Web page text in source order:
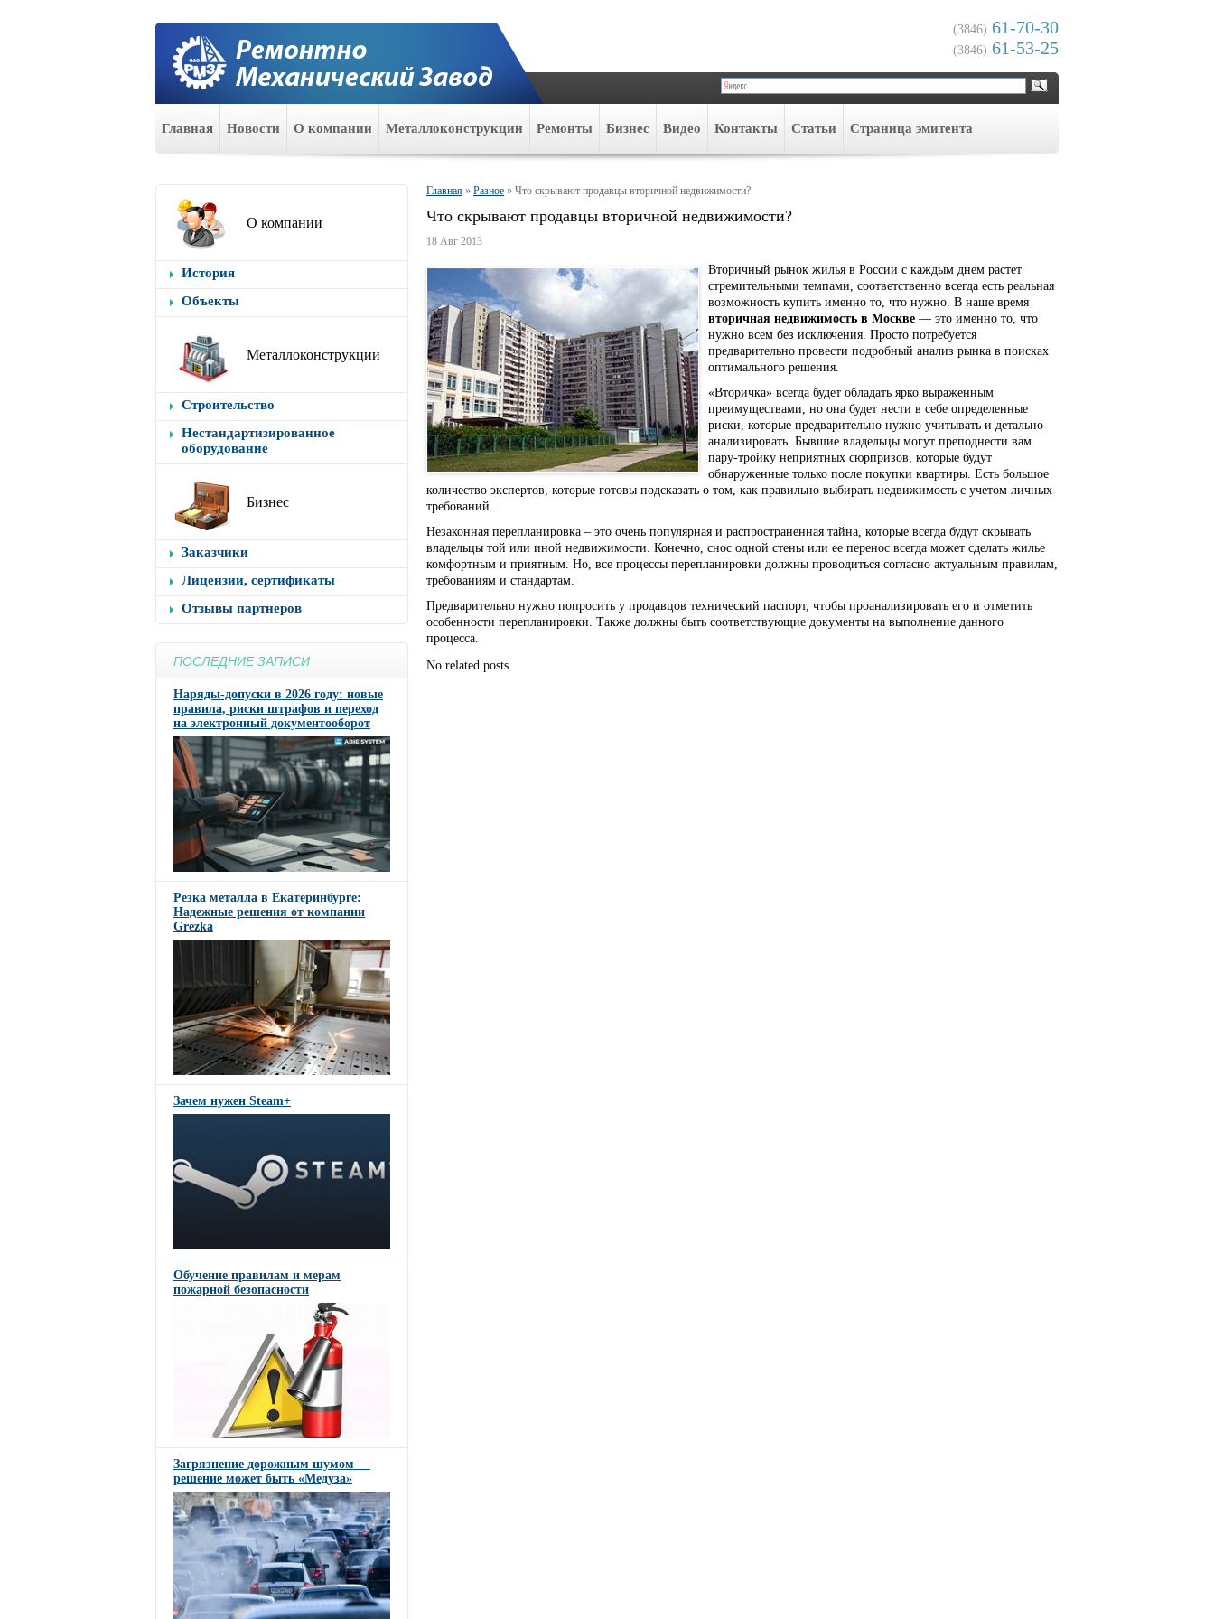
(3846) 61-70-30
(3846) 61-53-25
Главная Новости О компании Металлоконструкции Ремонты Бизнес Видео Контакты Статьи Cтраница эмитента
О компании
История
Объекты
Металлоконструкции
Строительство
Нестандартизированное
оборудование
Бизнес
Заказчики
Лицензии, сертификаты
Отзывы партнеров
ПОСЛЕДНИЕ ЗАПИСИ
Наряды-допуски в 2026 году: новые
правила, риски штрафов и переход
на электронный документооборот
Резка металла в Екатеринбурге:
Надежные решения от компании
Grezka
Зачем нужен Steam+
Обучение правилам и мерам
пожарной безопасности
Загрязнение дорожным шумом —
решение может быть «Медуза»
Главная » Разное » Что скрывают продавцы вторичной недвижимости?
Что скрывают продавцы вторичной недвижимости?
18 Авг 2013
Вторичный рынок жилья в России с каждым днем растет
стремительными темпами, соответственно всегда есть реальная
возможность купить именно то, что нужно. В наше время
вторичная недвижимость в Москве — это именно то, что
нужно всем без исключения. Просто потребуется
предварительно провести подробный анализ рынка в поисках
оптимального решения.
«Вторичка» всегда будет обладать ярко выраженным
преимуществами, но она будет нести в себе определенные
риски, которые предварительно нужно учитывать и детально
анализировать. Бывшие владельцы могут преподнести вам
пару-тройку неприятных сюрпризов, которые будут
обнаруженные только после покупки квартиры. Есть большое
количество экспертов, которые готовы подсказать о том, как правильно выбирать недвижимость с учетом личных
требований.
Незаконная перепланировка – это очень популярная и распространенная тайна, которые всегда будут скрывать
владельцы той или иной недвижимости. Конечно, снос одной стены или ее перенос всегда может сделать жилье
комфортным и приятным. Но, все процессы перепланировки должны проводиться согласно актуальным правилам,
требованиям и стандартам.
Предварительно нужно попросить у продавцов технический паспорт, чтобы проанализировать его и отметить
особенности перепланировки. Также должны быть соответствующие документы на выполнение данного
процесса.
No related posts.